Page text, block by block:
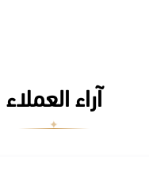
آراء العملاء